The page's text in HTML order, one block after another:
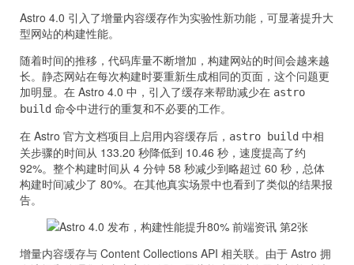
Astro 4.0 引入了增量内容缓存作为实验性新功能，可显著提升大
型网站的构建性能。
随着时间的推移，代码库量不断增加，构建网站的时间会越来越
长。静态网站在每次构建时要重新生成相同的页面，这个问题更
加明显。在 Astro 4.0 中，引入了缓存来帮助减少在 astro
build 命令中进行的重复和不必要的工作。
在 Astro 官方文档项目上启用内容缓存后， astro build 中相
关步骤的时间从 133.20 秒降低到 10.46 秒，速度提高了约
92%。整个构建时间从 4 分钟 58 秒减少到略超过 60 秒，总体
构建时间减少了 80%。在其他真实场景中也看到了类似的结果报
告。
增量内容缓存与 Content Collections API 相关联。由于 Astro 拥